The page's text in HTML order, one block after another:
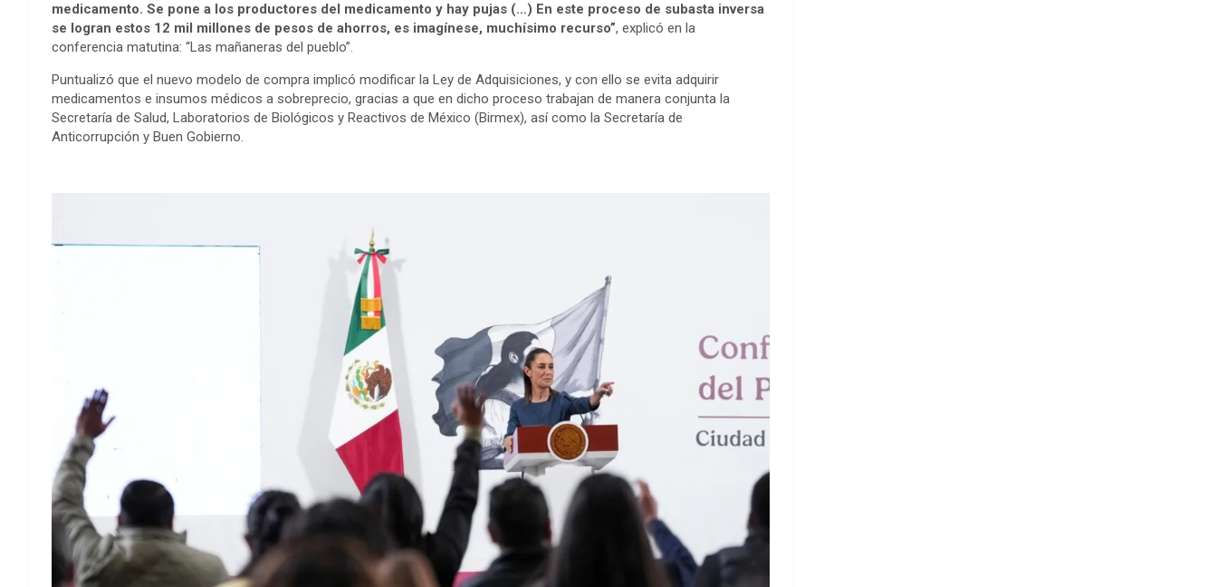
medicamento. Se pone a los productores del medicamento y hay pujas (…) En este proceso de subasta inversa
se logran estos 12 mil millones de pesos de ahorros, es imagínese, muchísimo recurso”, explicó en la
conferencia matutina: “Las mañaneras del pueblo”.
Puntualizó que el nuevo modelo de compra implicó modificar la Ley de Adquisiciones, y con ello se evita adquirir
medicamentos e insumos médicos a sobreprecio, gracias a que en dicho proceso trabajan de manera conjunta la
Secretaría de Salud, Laboratorios de Biológicos y Reactivos de México (Birmex), así como la Secretaría de
Anticorrupción y Buen Gobierno.